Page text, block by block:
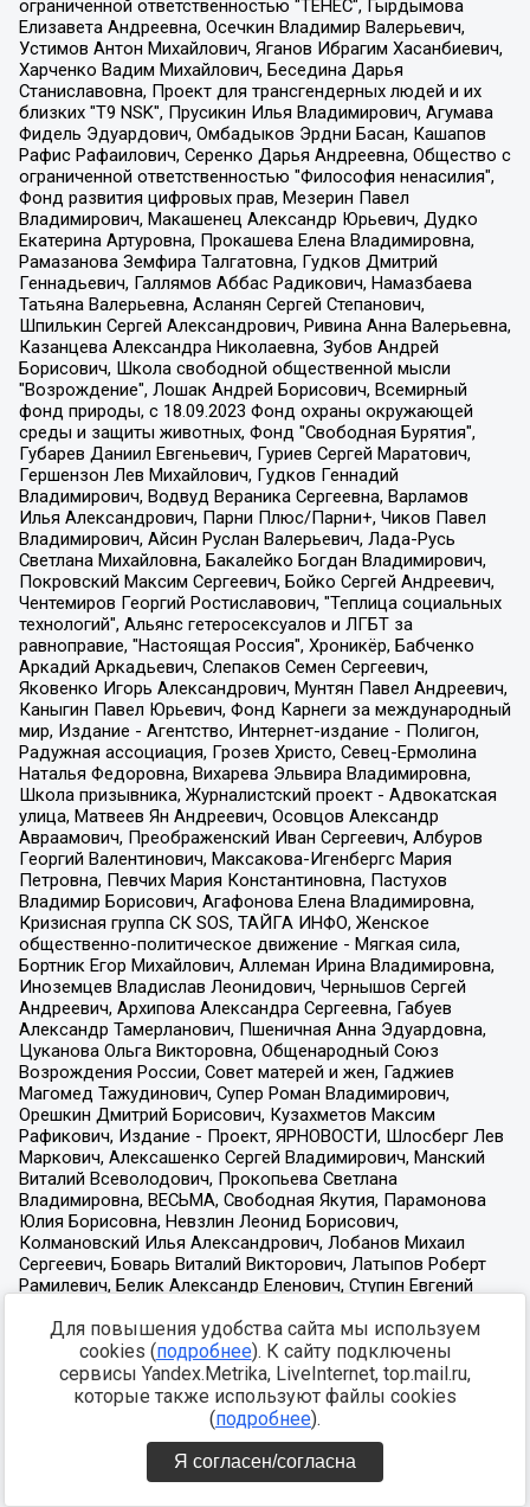
Для повышения удобства сайта мы используем
cookies (подробнее). К сайту подключены
сервисы Yandex.Metrika, LiveInternet, top.mail.ru,
которые также используют файлы cookies
(подробнее).
Я согласен/согласна